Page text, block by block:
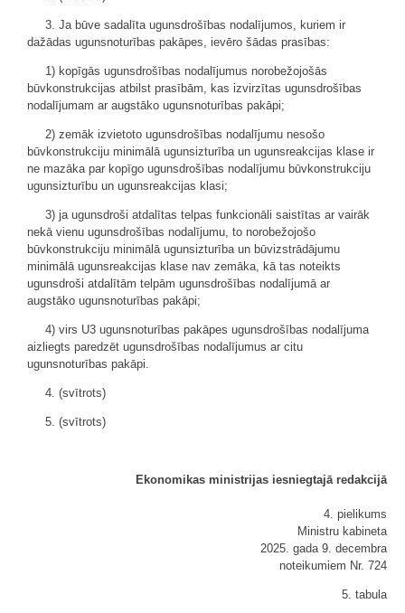
3. Ja būve sadalīta ugunsdrošības nodalījumos, kuriem ir
dažādas ugunsnoturības pakāpes, ievēro šādas prasības:
1) kopīgās ugunsdrošības nodalījumus norobežojošās
būvkonstrukcijas atbilst prasībām, kas izvirzītas ugunsdrošības
nodalījumam ar augstāko ugunsnoturības pakāpi;
2) zemāk izvietoto ugunsdrošības nodalījumu nesošo
būvkonstrukciju minimālā ugunsizturība un ugunsreakcijas klase ir
ne mazāka par kopīgo ugunsdrošības nodalījumu būvkonstrukciju
ugunsizturību un ugunsreakcijas klasi;
3) ja ugunsdroši atdalītas telpas funkcionāli saistītas ar vairāk
nekā vienu ugunsdrošības nodalījumu, to norobežojošo
būvkonstrukciju minimālā ugunsizturība un būvizstrādājumu
minimālā ugunsreakcijas klase nav zemāka, kā tas noteikts
ugunsdroši atdalītām telpām ugunsdrošības nodalījumā ar
augstāko ugunsnoturības pakāpi;
4) virs U3 ugunsnoturības pakāpes ugunsdrošības nodalījuma
aizliegts paredzēt ugunsdrošības nodalījumus ar citu
ugunsnoturības pakāpi.
4. (svītrots)
5. (svītrots)
Ekonomikas ministrijas iesniegtajā redakcijā
4. pielikums
Ministru kabineta
2025. gada 9. decembra
noteikumiem Nr. 724
5. tabula